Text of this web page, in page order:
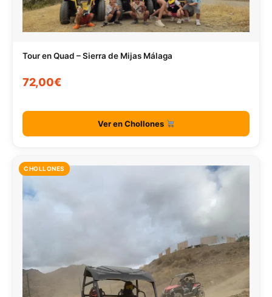
Tour en Quad – Sierra de Mijas Málaga
72,00€
Ver en Chollones
CHOLLONES